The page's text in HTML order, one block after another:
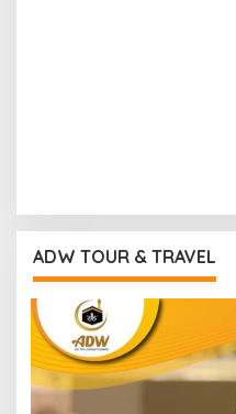
ADW TOUR & TRAVEL